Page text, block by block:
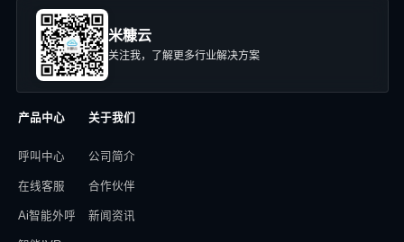
米糠云
关注我，了解更多行业解决方案
产品中心
呼叫中心
在线客服
Ai智能外呼
关于我们
公司简介
合作伙伴
新闻资讯